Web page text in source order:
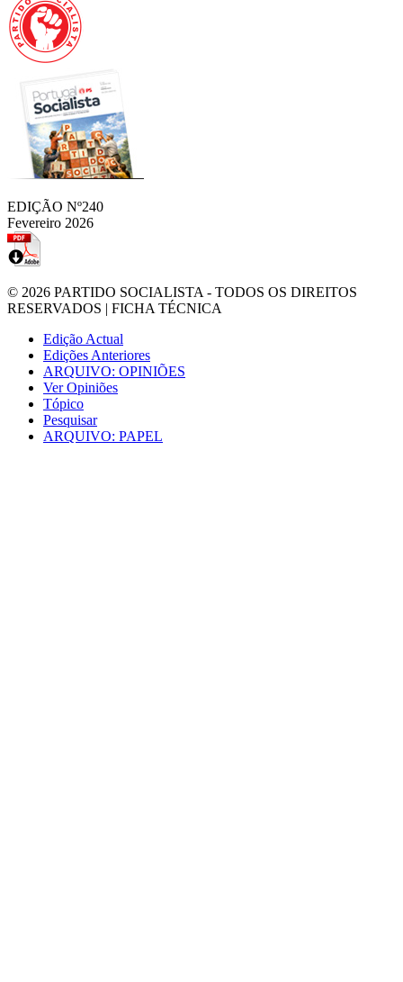
EDIÇÃO Nº240
Fevereiro 2026
© 2026 PARTIDO SOCIALISTA - TODOS OS DIREITOS
RESERVADOS | FICHA TÉCNICA
Edição Actual
Edições Anteriores
ARQUIVO: OPINIÕES
Ver Opiniões
Tópico
Pesquisar
ARQUIVO: PAPEL